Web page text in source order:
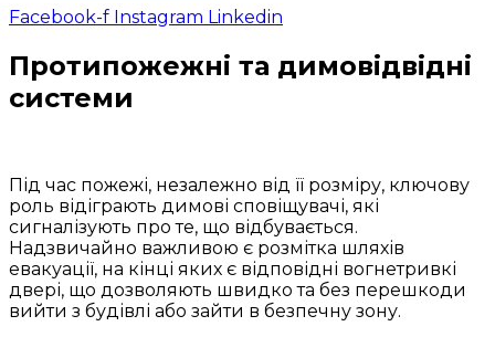
Facebook-f Instagram Linkedin
Протипожежні та димовідвідні
системи
Під час пожежі, незалежно від її розміру, ключову
роль відіграють димові сповіщувачі, які
сигналізують про те, що відбувається.
Надзвичайно важливою є розмітка шляхів
евакуації, на кінці яких є відповідні вогнетривкі
двері, що дозволяють швидко та без перешкоди
вийти з будівлі або зайти в безпечну зону.